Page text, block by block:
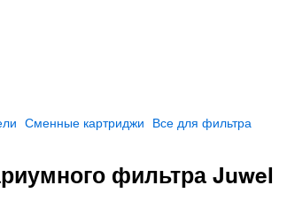
Сменные картриджи Все для фильтра
фильтра Juwel